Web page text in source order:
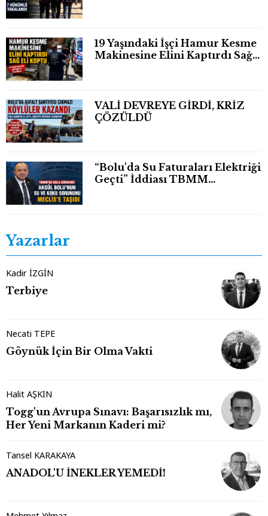
19 Yaşındaki İşçi Hamur Kesme
Makinesine Elini Kaptırdı Sağ
VALİ DEVREYE GİRDİ, KRİZ
ÇÖZÜLDÜ
“Bolu'da Su Faturaları Elektriği
Geçti” İddiası TBMM
Yazarlar
Kadir İZGİN
Terbiye
Necati TEPE
Göynük İçin Bir Olma Vakti
Halit AŞKIN
Togg'un Avrupa Sınavı: Başarısızlık mı,
Her Yeni Markanın Kaderi mi?
Tansel KARAKAYA
ANADOL'U İNEKLER YEMEDİ!